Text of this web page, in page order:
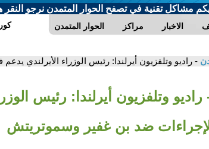
مشاكل تقنية في تصفح الحوار المتمدن نرجو النقر
الحوار المتمدن مراكز الاخبار
- راديو وتلفزيون أيرلندا: رئيس الوزراء الأيرلندي
راديو وتلفزيون أيرلندا: رئيس
ضد بن غفير وسموتريتش